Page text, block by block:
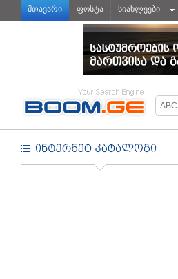
მთავარი ფოსტა სიახლეები